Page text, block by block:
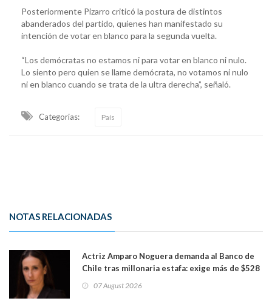
Posteriormente Pizarro criticó la postura de distintos
abanderados del partido, quienes han manifestado su
intención de votar en blanco para la segunda vuelta.
“Los demócratas no estamos ni para votar en blanco ni nulo.
Lo siento pero quien se llame demócrata, no votamos ni nulo
ni en blanco cuando se trata de la ultra derecha”, señaló.
Categorias: País
NOTAS RELACIONADAS
Actriz Amparo Noguera demanda al Banco de
Chile tras millonaria estafa: exige más de $528
07 August 2026